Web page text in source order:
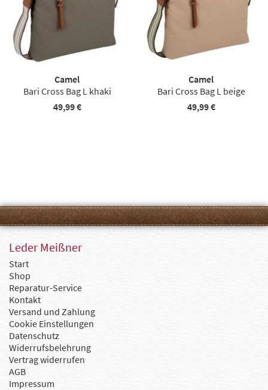
Camel
Bari Cross Bag L khaki
49,99 €
Camel
Bari Cross Bag L beige
49,99 €
Leder Meißner
Start
Shop
Reparatur-Service
Kontakt
Versand und Zahlung
Cookie Einstellungen
Datenschutz
Widerrufsbelehrung
Vertrag widerrufen
AGB
Impressum